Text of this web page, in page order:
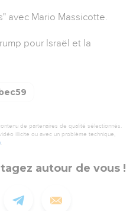
avec Mario Massicotte.
pour Israël et la
de partenaires de qualité sélectionnés.
illicite ou avec un problème technique,
.
autour de vous !